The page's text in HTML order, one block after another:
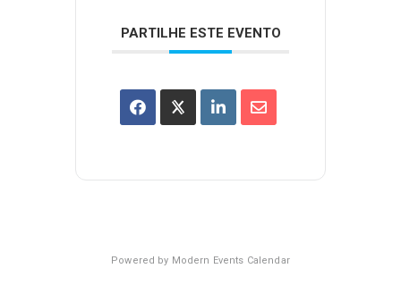
PARTILHE ESTE EVENTO
Powered by Modern Events Calendar